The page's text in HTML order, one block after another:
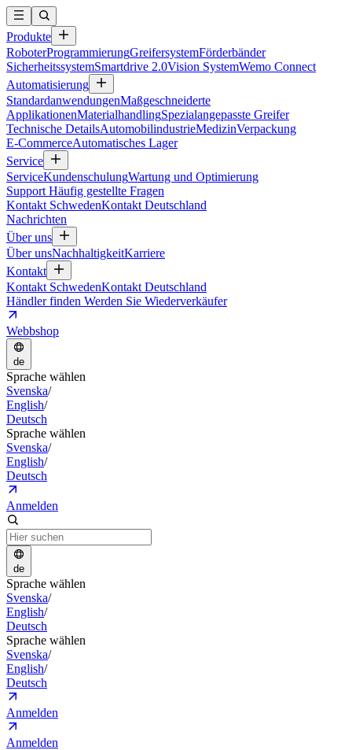
Produkte
RoboterProgrammierungGreifersystemFörderbänder
SicherheitssystemSmartdrive 2.0Vision SystemWemo Connect
Automatisierung
StandardanwendungenMaßgeschneiderte
ApplikationenMaterialhandlingSpezialangepasste Greifer
Technische DetailsAutomobilindustrieMedizinVerpackung
E-CommerceAutomatisches Lager
Service
ServiceKundenschulungWartung und Optimierung
Support Häufig gestellte Fragen
Kontakt SchwedenKontakt Deutschland
Nachrichten
Über uns
Über unsNachhaltigkeitKarriere
Kontakt
Kontakt SchwedenKontakt Deutschland
Händler finden Werden Sie Wiederverkäufer
Webbshop
de
Sprache wählen
Svenska/
English/
Deutsch
Sprache wählen
Svenska/
English/
Deutsch
Anmelden
de
Sprache wählen
Svenska/
English/
Deutsch
Sprache wählen
Svenska/
English/
Deutsch
Anmelden
Anmelden